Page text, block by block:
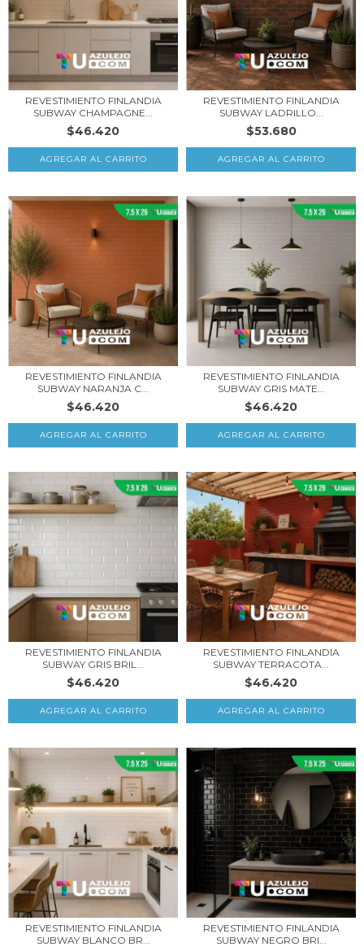
REVESTIMIENTO FINLANDIA
SUBWAY CHAMPAGNE...
$46.420
REVESTIMIENTO FINLANDIA
SUBWAY LADRILLO...
$53.680
REVESTIMIENTO FINLANDIA
SUBWAY NARANJA C...
$46.420
REVESTIMIENTO FINLANDIA
SUBWAY GRIS MATE...
$46.420
REVESTIMIENTO FINLANDIA
SUBWAY GRIS BRIL...
$46.420
REVESTIMIENTO FINLANDIA
SUBWAY TERRACOTA...
$46.420
REVESTIMIENTO FINLANDIA
SUBWAY BLANCO BR...
REVESTIMIENTO FINLANDIA
SUBWAY NEGRO BRI...